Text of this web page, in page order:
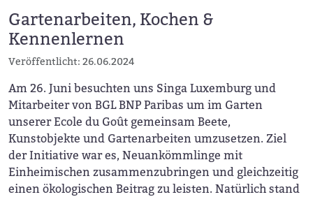
Gartenarbeiten, Kochen &
Kennenlernen
Veröffentlicht: 26.06.2024
Am 26. Juni besuchten uns Singa Luxemburg und
Mitarbeiter von BGL BNP Paribas um im Garten
unserer Ecole du Goût gemeinsam Beete,
Kunstobjekte und Gartenarbeiten umzusetzen. Ziel
der Initiative war es, Neuankömmlinge mit
Einheimischen zusammenzubringen und gleichzeitig
einen ökologischen Beitrag zu leisten. Natürlich stand